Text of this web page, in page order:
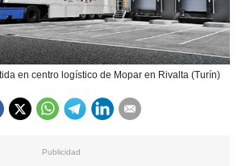
en centro logístico de Mopar en Rivalta (Turín)